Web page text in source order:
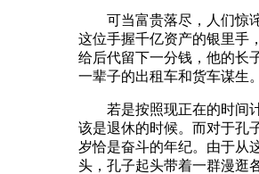
可当富贵落尽，人们惊诧
这位手握千亿资产的银里手
给后代留下一分钱，他的长
一辈子的出租车和货车谋生。
若是按照现正在的时间
该是退休的时候。而对于孔
岁恰是奋斗的年纪。由于从
头，孔子起头带着一群漫逛